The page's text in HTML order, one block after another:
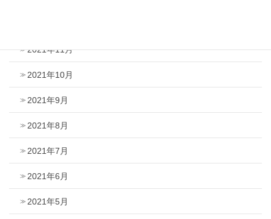
2021年11月
2021年10月
2021年9月
2021年8月
2021年7月
2021年6月
2021年5月